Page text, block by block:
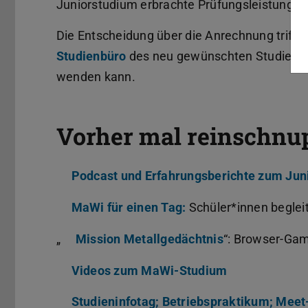
Juniorstudium erbrachte Prüfungsleistung
Die Entscheidung über die Anrechnung trifft
Studienbüro des neu gewünschten
wenden kann.
Vorher mal
Podcast und Erfahrungsberichte zum
MaWi für einen Tag: Schüler*innen
„ Mission Metallgedächtnis“: Browser-
Videos zum MaWi-Studium
Studieninfotag; Betriebspraktikum;